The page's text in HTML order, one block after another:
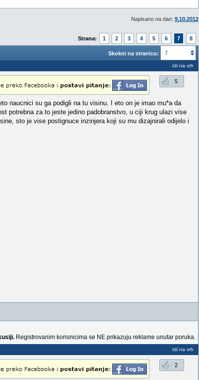
Napisano na dan: 9.10.2012
Strana: 1 2 3 4 5 6 7 8
Skokni na stranicu: 7
Idi na vrh
5
naucnici su ga podigli na tu visinu. I eto on je imao mu*a da
potrebna za to jeste jedino padobranstvo, u ciji krug ulazi vise
sto je vise postignuce inzinjera koji su mu dizajnirali odijelo i
Registrovanim korisnicima se NE prikazuju reklame unutar poruka.
Idi na vrh
2